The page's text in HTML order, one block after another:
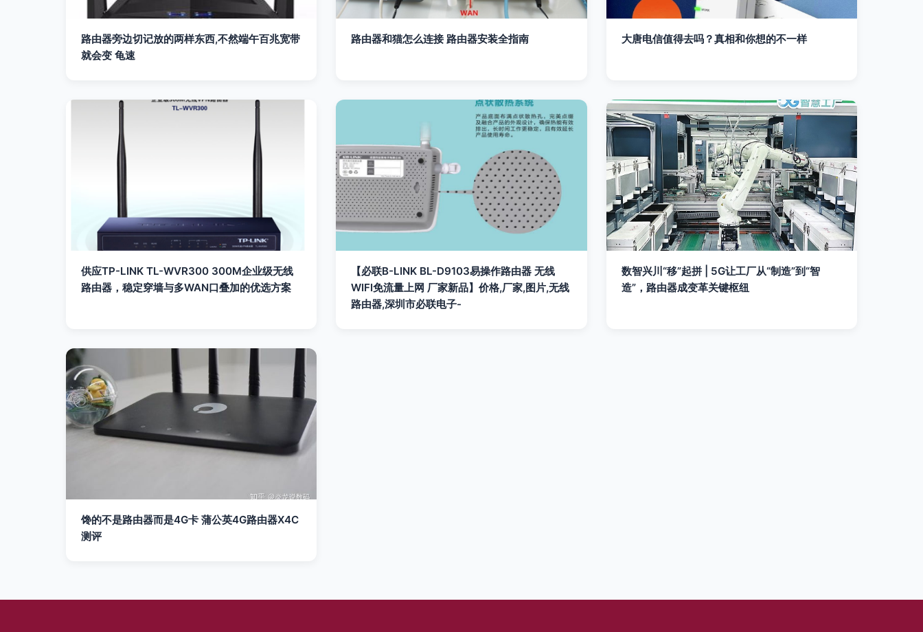
路由器旁边切记放的两样东西,不然端午百兆宽带
就会变 龟速
路由器和猫怎么连接 路由器安装全指南 大唐电信值得去吗？真相和你想的不一样
供应TP-LINK TL-WVR300 300M企业级无线
路由器，稳定穿墙与多WAN口叠加的优选方案
【必联B-LINK BL-D9103易操作路由器 无线
WIFI免流量上网 厂家新品】价格,厂家,图片,无线
路由器,深圳市必联电子-
数智兴川“移”起拼 | 5G让工厂从“制造”到“智
造”，路由器成变革关键枢纽
馋的不是路由器而是4G卡 蒲公英4G路由器X4C
测评